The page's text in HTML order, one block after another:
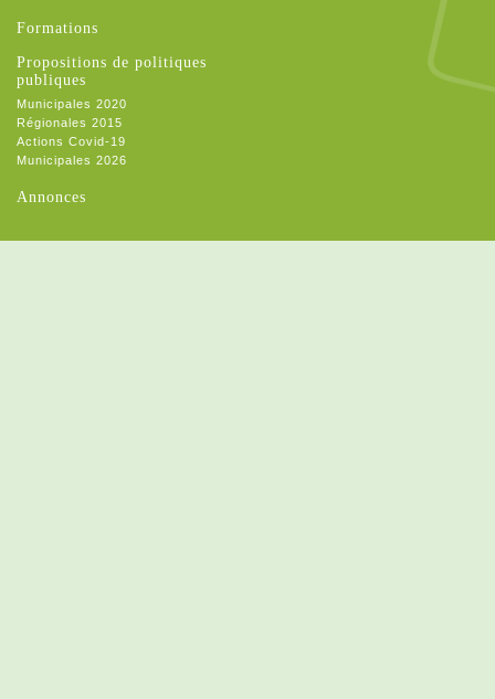
Formations
Propositions de politiques
publiques
Municipales 2020
Régionales 2015
Actions Covid-19
Municipales 2026
Annonces